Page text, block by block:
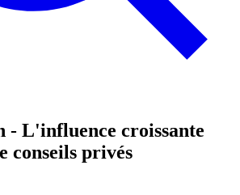
L'influence croissante
conseils privés